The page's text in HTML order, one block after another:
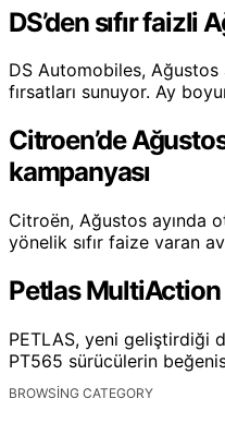
DS’den sıfır faizli
DS Automobiles, Ağustos
fırsatları sunuyor. Ay
Citroen’de
kampanyası
Citroën, Ağustos ayında
yönelik sıfır faize varan
Petlas MultiAction
PETLAS, yeni geliştirdiği
PT565 sürücülerin
BROWSING CATEGORY